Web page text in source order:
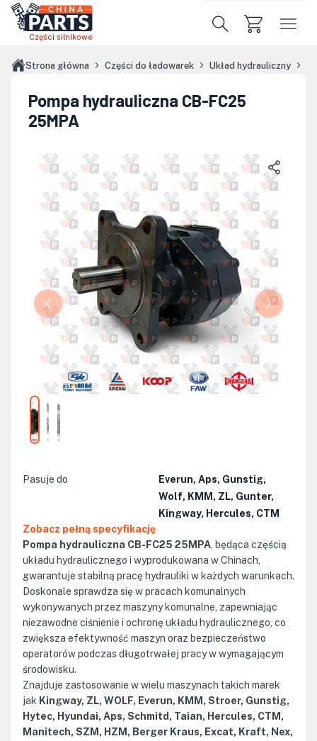
Przejdź do treści głównej
Części silnikowe
Strona główna Części do ładowarek Układ hydrauliczny
Pompa hydrauliczna CB-FC25
25MPA
Pasuje do
Everun, Aps, Gunstig,
Wolf, KMM, ZL, Gunter,
Kingway, Hercules, CTM
Zobacz pełną specyfikację
Pompa hydrauliczna CB-FC25 25MPA , będąca częścią
układu hydraulicznego i wyprodukowana w Chinach,
gwarantuje stabilną pracę hydrauliki w każdych warunkach.
Doskonale sprawdza się w pracach komunalnych
wykonywanych przez maszyny komunalne, zapewniając
niezawodne ciśnienie i ochronę układu hydraulicznego, co
zwiększa efektywność maszyn oraz bezpieczeństwo
operatorów podczas długotrwałej pracy w wymagającym
środowisku.
Znajduje zastosowanie w wielu maszynach takich marek
jak Kingway, ZL, WOLF, Everun, KMM, Stroer, Gunstig,
Hytec, Hyundai, Aps, Schmitd, Taian, Hercules, CTM,
Manitech, SZM, HZM, Berger Kraus, Excat, Kraft, Nex,